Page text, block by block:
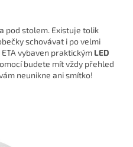
pod stolem. Existuje tolik
schovávat i po velmi
vybaven praktickým LED
budete mít vždy přehled
neunikne ani smítko!